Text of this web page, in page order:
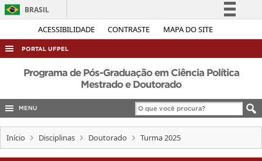
ACESSIBILIDADE CONTRASTE MAPA DO SITE
BRASIL
Simplifique!
Acesso à informação
Legislação
Canais
PORTAL UFPEL
ACESSO À INFORMAÇÃO
COBALTO
CONCURSOS
EDITAIS
Programa de Pós-Graduação em Ciência Política
Mestrado e Doutorado
MENU
Início Disciplinas Doutorado Turma 2025